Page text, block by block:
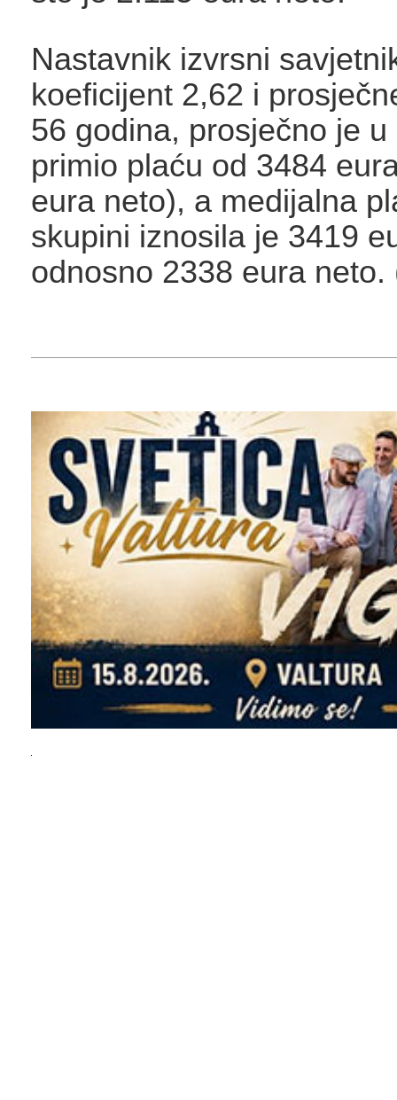
Nastavnik izvrsni
koeficijent 2,62 i
56 godina, prosječno je u
primio plaću od 3484
eura neto), a medijalna
skupini iznosila je 3419
odnosno 2338 eura neto.